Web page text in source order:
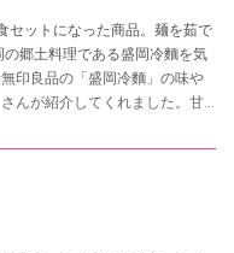
セットになった商品。麺を茹で
郷土料理である盛岡冷麵を気
印良品の「盛岡冷麵」の味や
んが紹介してくれました。甘